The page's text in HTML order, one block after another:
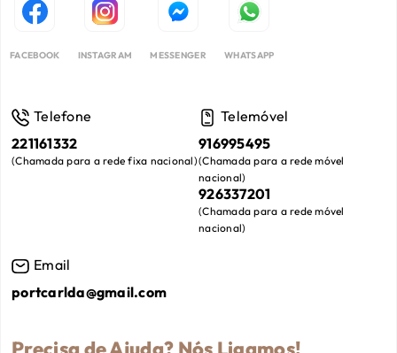
FACEBOOK INSTAGRAM MESSENGER WHATSAPP
Telefone
221161332
(Chamada para a rede fixa nacional)
Telemóvel
916995495
(Chamada para a rede móvel
nacional)
926337201
(Chamada para a rede móvel
nacional)
Email
portcarlda@gmail.com